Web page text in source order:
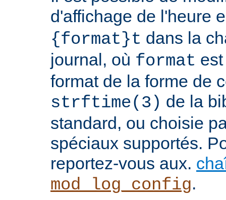
d'affichage de l'heure
{format}t dans la
journal, où format
format de la forme de
strftime(3) de la
standard, ou choisie
spéciaux supportés.
reportez-vous aux.
mod_log_config.